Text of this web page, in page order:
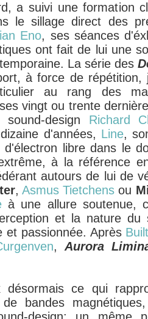
a suivi une formation
le sillage direct des
Eno, ses séances
ont fait de lui une
La série des
à force de répétition,
au rang des
vingt ou trente
design Richard
d'années, Line,
d'électron libre dans le
à la référence
autours de lui de
,Asmus Tietchens ou
à une allure soutenue,
et la nature du
et passionnée. Après
, Aurora
désormais ce qui
de bandes